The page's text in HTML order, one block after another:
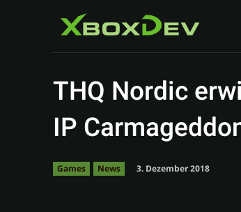
THQ Nordic
IP
Games News 3. Dezember 2018